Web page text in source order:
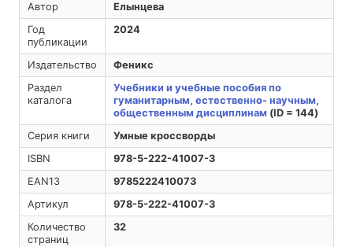
Автор
Елынцева
Год
публикации
2024
Издательство
Феникс
Раздел
каталога
Учебники и учебные пособия по
гуманитарным, естественно- научным,
общественным дисциплинам (ID = 144)
Серия книги
Умные кроссворды
ISBN
978-5-222-41007-3
EAN13
9785222410073
Артикул
978-5-222-41007-3
Количество
страниц
32